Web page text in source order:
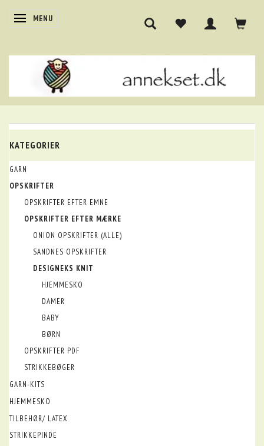
SKIFTE NAVIGATION
MENU
KATEGORIER
GARN
OPSKRIFTER
OPSKRIFTER EFTER EMNE
OPSKRIFTER EFTER MÆRKE
ONION OPSKRIFTER (ALLE)
SANDNES OPSKRIFTER
DESIGNEKS KNIT
HJEMMESKO
DAMER
BABY
BØRN
OPSKRIFTER PDF
STRIKKEBØGER
GARN-KITS
HJEMMESKO
TILBEHØR/ LATEX
STRIKKEPINDE